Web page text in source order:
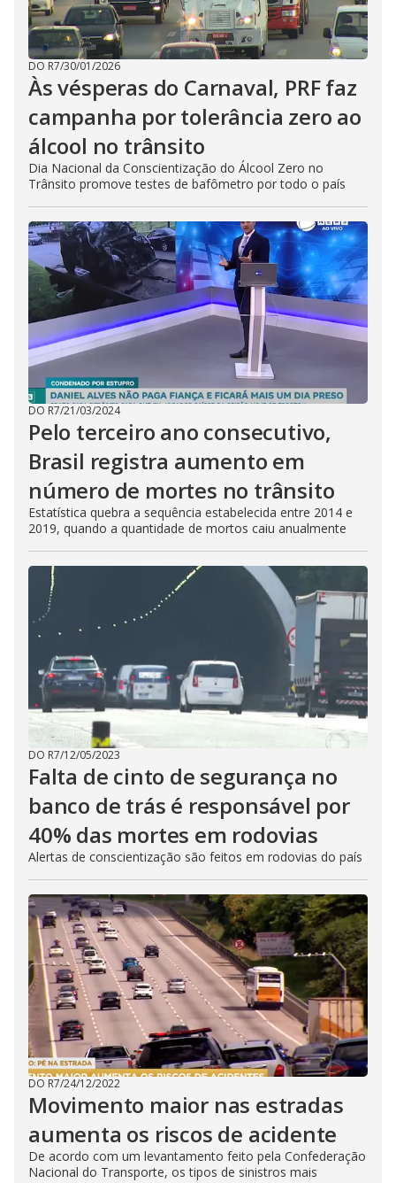
DO R7/30/01/2026
Às vésperas do Carnaval, PRF faz
campanha por tolerância zero ao
álcool no trânsito
Dia Nacional da Conscientização do Álcool Zero no
Trânsito promove testes de bafômetro por todo o país
DO R7/21/03/2024
Pelo terceiro ano consecutivo,
Brasil registra aumento em
número de mortes no trânsito
Estatística quebra a sequência estabelecida entre 2014 e
2019, quando a quantidade de mortos caiu anualmente
DO R7/12/05/2023
Falta de cinto de segurança no
banco de trás é responsável por
40% das mortes em rodovias
Alertas de conscientização são feitos em rodovias do país
DO R7/24/12/2022
Movimento maior nas estradas
aumenta os riscos de acidente
De acordo com um levantamento feito pela Confederação
Nacional do Transporte, os tipos de sinistros mais